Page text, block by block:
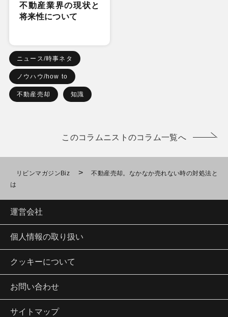
不動産業界の現状と
将来性について
ニュース/時事ネタ
ノウハウ/how to
不動産売却 知識
このコラムニストのコラム一覧へ
リビンマガジンBiz >
不動産売却。なかなか売れない時の対処法と
は
運営会社
個人情報の取り扱い
クッキーについて
お問い合わせ
サイトマップ